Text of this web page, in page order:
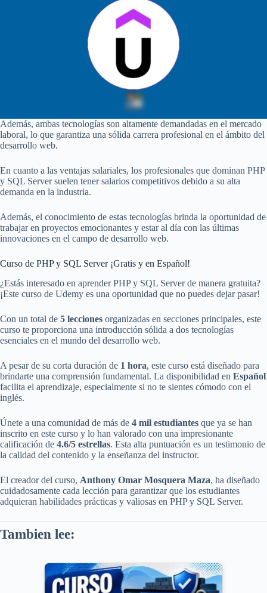
Además, ambas tecnologías son altamente demandadas en el mercado
laboral, lo que garantiza una sólida carrera profesional en el ámbito del
desarrollo web.
En cuanto a las ventajas salariales, los profesionales que dominan PHP
y SQL Server suelen tener salarios competitivos debido a su alta
demanda en la industria.
Además, el conocimiento de estas tecnologías brinda la oportunidad de
trabajar en proyectos emocionantes y estar al día con las últimas
innovaciones en el campo de desarrollo web.
Curso de PHP y SQL Server ¡Gratis y en Español!
¿Estás interesado en aprender PHP y SQL Server de manera gratuita?
¡Este curso de Udemy es una oportunidad que no puedes dejar pasar!
Con un total de 5 lecciones organizadas en secciones principales, este
curso te proporciona una introducción sólida a dos tecnologías
esenciales en el mundo del desarrollo web.
A pesar de su corta duración de 1 hora, este curso está diseñado para
brindarte una comprensión fundamental. La disponibilidad en Español
facilita el aprendizaje, especialmente si no te sientes cómodo con el
inglés.
Únete a una comunidad de más de 4 mil estudiantes que ya se han
inscrito en este curso y lo han valorado con una impresionante
calificación de 4.6/5 estrellas. Esta alta puntuación es un testimonio de
la calidad del contenido y la enseñanza del instructor.
El creador del curso, Anthony Omar Mosquera Maza, ha diseñado
cuidadosamente cada lección para garantizar que los estudiantes
adquieran habilidades prácticas y valiosas en PHP y SQL Server.
Tambien lee: